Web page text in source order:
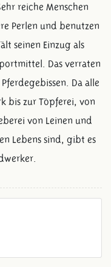
reiche Menschen
Perlen und benutzen
seinen Einzug als
Das verraten
Da alle
bis zur Töpferei, von
von Leinen und
Lebens sind, gibt es